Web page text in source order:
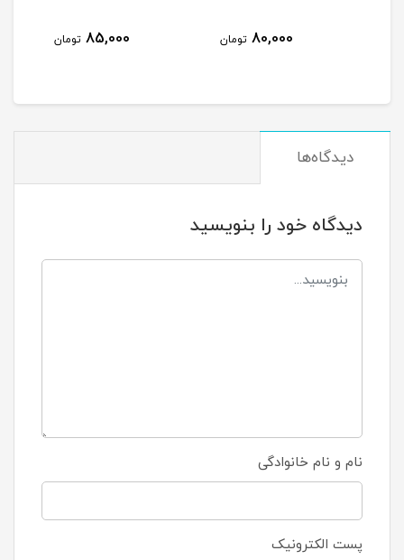
80,000 تومان 85,000 تومان
دیدگاه‌ها
دیدگاه خود را بنویسید
نام و نام خانوادگی
پست الکترونیک